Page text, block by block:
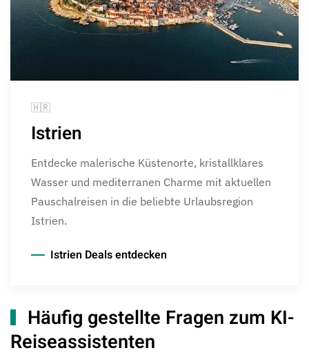
🇭🇷
Istrien
Entdecke malerische Küstenorte, kristallklares
Wasser und mediterranen Charme mit aktuellen
Pauschalreisen in die beliebte Urlaubsregion
Istrien.
Istrien Deals entdecken
Häufig gestellte Fragen zum KI-
Reiseassistenten